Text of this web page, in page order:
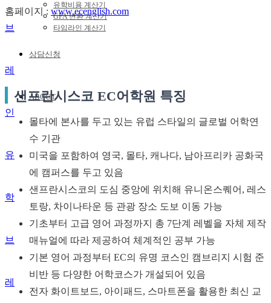
유
학
브
레
유학비용 계산기
GPA 변환 계산기
타임라인 계산기
상담신청
ABOUT
홈페이지 : www.ecenglish.com
샌프란시스코 EC어학원 특징
몰타에 본사를 두고 있는 유럽 스타일의 글로벌 어학연
수 기관
미국을 포함하여 영국, 몰타, 캐나다, 남아프리카 공화국
에 캠퍼스를 두고 있음
샌프란시스코의 도심 중앙에 위치해 유니온스퀘어, 레스
토랑, 차이나타운 등 관광 장소 도보 이동 가능
기초부터 고급 영어 과정까지 총 7단계 레벨을 자체 제작
매뉴얼에 따라 제공하여 체계적인 공부 가능
기본 영어 과정부터 EC의 유명 코스인 캠브리지 시험 준
비반 등 다양한 어학코스가 개설되어 있음
전자 화이트보드, 아이패드, 스마트폰을 활용한 최신 교